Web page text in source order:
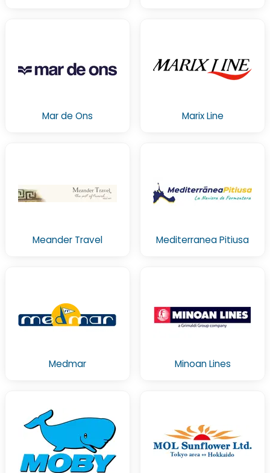
Mar de Ons Marix Line
Meander Travel Mediterranea Pitiusa
Medmar Minoan Lines